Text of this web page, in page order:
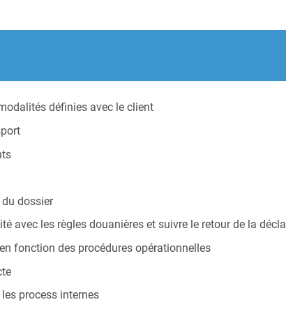
définies avec le client
dossier
avec les règles douanières et suivre le retour de la
fonction des procédures opérationnelles
process internes